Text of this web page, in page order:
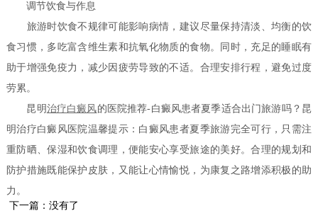
调节饮食与作息
旅游时饮食不规律可能影响病情，建议尽量保持清淡、均衡的饮
食习惯，多吃富含维生素和抗氧化物质的食物。同时，充足的睡眠有
助于增强免疫力，减少因疲劳导致的不适。合理安排行程，避免过度
劳累。
昆明治疗白癜风的医院推荐-白癜风患者夏季适合出门旅游吗？昆
明治疗白癜风医院温馨提示：白癜风患者夏季旅游完全可行，只需注
重防晒、保湿和饮食调理，便能安心享受旅途的美好。合理的规划和
防护措施既能保护皮肤，又能让心情愉悦，为康复之路增添积极的助
力。
下一篇：没有了